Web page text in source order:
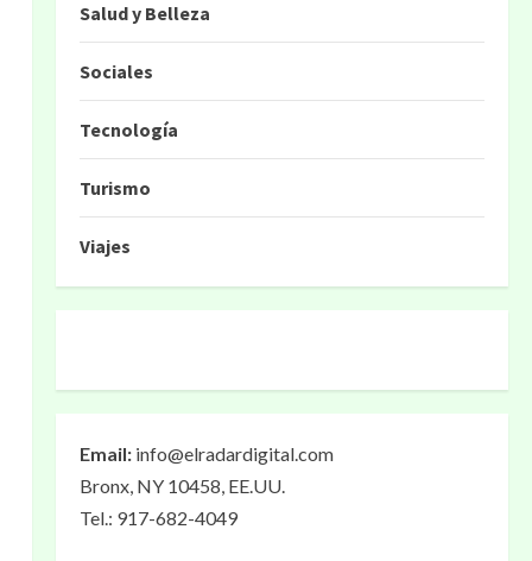
Salud y Belleza
Sociales
Tecnología
Turismo
Viajes
Email: info@elradardigital.com
Bronx, NY 10458, EE.UU.
Tel.: 917-682-4049